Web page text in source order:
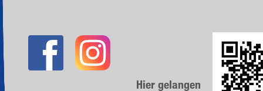
Hier gelangen